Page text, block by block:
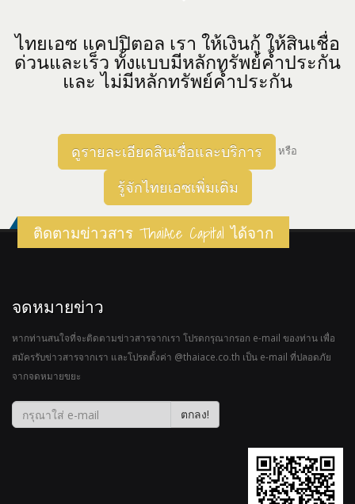
ไทยเอซ แคปปิตอล เรา ให้เงินกู้ ให้สินเชื่อ
ด่วนและเร็ว ทั้งแบบมีหลักทรัพย์ค้ำประกัน
และ ไม่มีหลักทรัพย์ค้ำประกัน
ดูรายละเอียดสินเชื่อและบริการ หรือ
รู้จักไทยเอซเพิ่มเติม
ติดตามข่าวสาร ThaiAce Capital ได้จาก
จดหมายข่าว
หากท่านสนใจที่จะติดตามข่าวสารจากเรา โปรดกรุณากรอก e-mail ของท่าน เพื่อ
สมัครรับข่าวสารจากเรา และโปรดตั้งค่า @thaiace.co.th เป็น e-mail ที่ปลอดภัย
จากจดหมายขยะ
ตกลง!